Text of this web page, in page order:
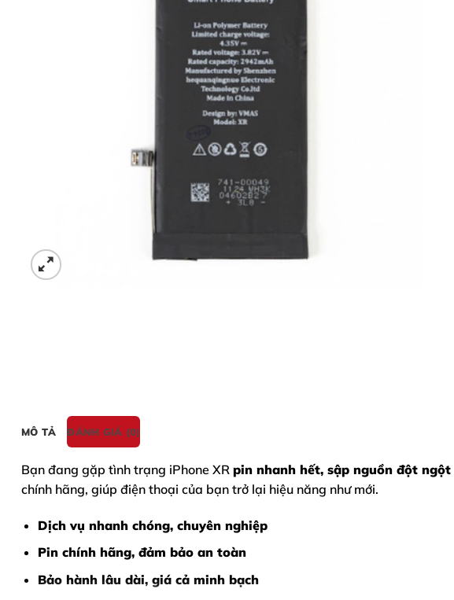
MÔ TẢ ĐÁNH GIÁ (0)
Bạn đang gặp tình trạng iPhone XR pin nhanh hết, sập nguồn đột ngột
chính hãng, giúp điện thoại của bạn trở lại hiệu năng như mới.
Dịch vụ nhanh chóng, chuyên nghiệp
Pin chính hãng, đảm bảo an toàn
Bảo hành lâu dài, giá cả minh bạch